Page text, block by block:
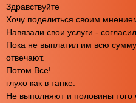
Здравствуйте
Хочу поделиться своим
Навязали свои услуги -
Пока не выплатил им всю
отвечают.
Потом Все!
глухо как в танке.
Не выполняют и половины того